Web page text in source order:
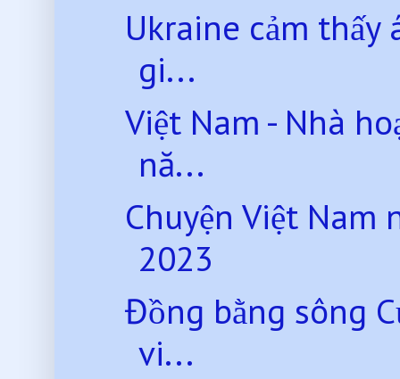
Ukraine cảm
gi...
Việt Nam - Nhà
nă...
Chuyện Việt
2023
Đồng bằng sông
vi...